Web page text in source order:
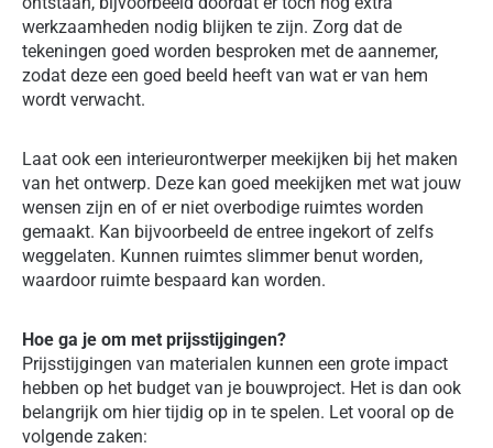
werkzaamheden nodig blijken te zijn. Zorg dat de
tekeningen goed worden besproken met de aannemer,
zodat deze een goed beeld heeft van wat er van hem
wordt verwacht.
Laat ook een interieurontwerper meekijken bij het maken
van het ontwerp. Deze kan goed meekijken met wat jouw
wensen zijn en of er niet overbodige ruimtes worden
gemaakt. Kan bijvoorbeeld de entree ingekort of zelfs
weggelaten. Kunnen ruimtes slimmer benut worden,
waardoor ruimte bespaard kan worden.
Hoe ga je om met prijsstijgingen?
Prijsstijgingen van materialen kunnen een grote impact
hebben op het budget van je bouwproject. Het is dan ook
belangrijk om hier tijdig op in te spelen. Let vooral op de
volgende zaken: